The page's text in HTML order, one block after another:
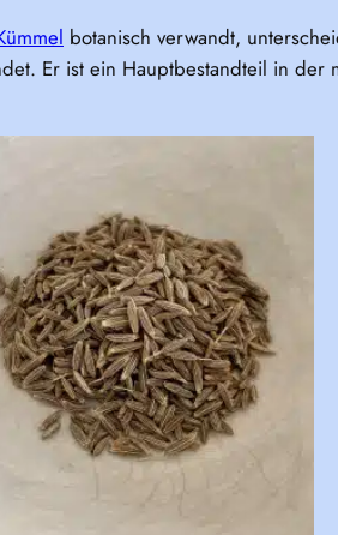
botanisch verwandt,
Er ist ein Hauptbestandteil in der